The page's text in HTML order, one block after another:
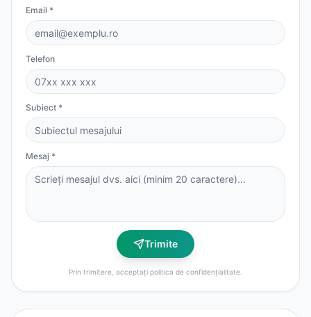
Email *
Telefon
Subiect *
Mesaj *
Trimite
Prin trimitere, acceptați politica de confidențialitate.